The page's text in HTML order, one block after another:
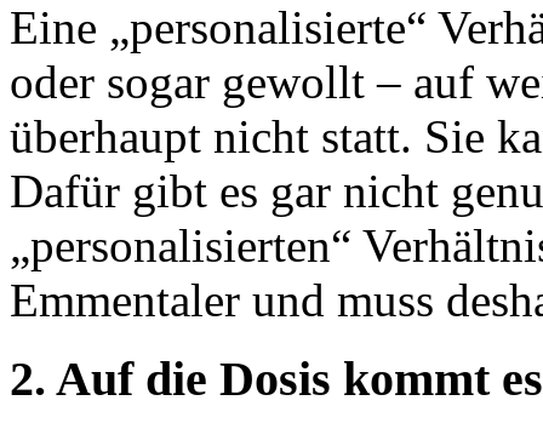
Eine „personalisierte“
oder sogar gewollt – auf
überhaupt nicht statt. Sie
Dafür gibt es gar nicht
„personalisierten“
Emmentaler und muss
2. Auf die Dosis kommt